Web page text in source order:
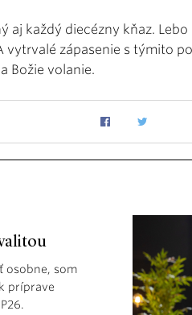
aj každý diecézny kňaz.
vytrvalé zápasenie s týmito
Božie volanie.
osobne, som
príprave